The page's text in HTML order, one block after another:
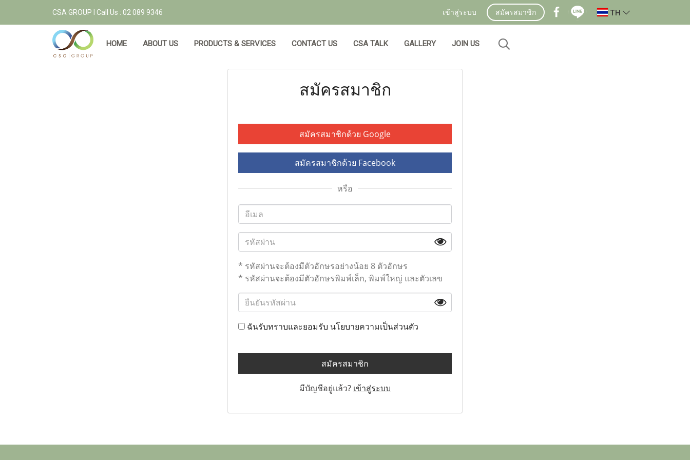
CSA GROUP l Call Us : 02 089 9346 เข้าสู่ระบบ สมัครสมาชิก TH
HOME ABOUT US PRODUCTS & SERVICES CONTACT US CSA TALK GALLERY JOIN US
สมัครสมาชิก
สมัครสมาชิกด้วย Google
สมัครสมาชิกด้วย Facebook
หรือ
* รหัสผ่านจะต้องมีตัวอักษรอย่างน้อย 8 ตัวอักษร
* รหัสผ่านจะต้องมีตัวอักษรพิมพ์เล็ก, พิมพ์ใหญ่ และตัวเลข
ฉันรับทราบและยอมรับ นโยบายความเป็นส่วนตัว
สมัครสมาชิก
มีบัญชีอยู่แล้ว? เข้าสู่ระบบ